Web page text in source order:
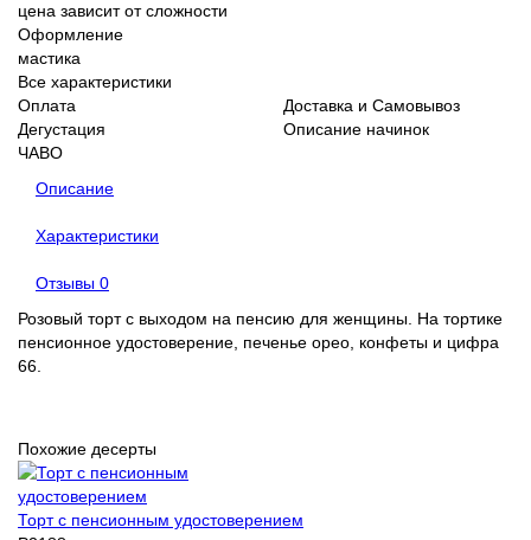
цена зависит от сложности
Оформление
мастика
Все характеристики
Оплата
Доставка и Самовывоз
Дегустация
Описание начинок
ЧАВО
Описание
Характеристики
Отзывы 0
Розовый торт с выходом на пенсию для женщины. На тортике
пенсионное удостоверение, печенье орео, конфеты и цифра
66.
Похожие десерты
Торт с пенсионным удостоверением